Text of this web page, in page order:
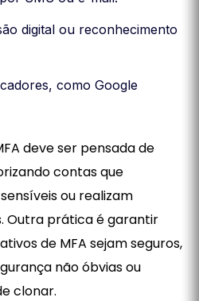
digital ou reconhecimento
como Google
deve ser pensada de
contas que
ou realizam
Outra prática é garantir
de MFA sejam seguros,
não óbvias ou
clonar.